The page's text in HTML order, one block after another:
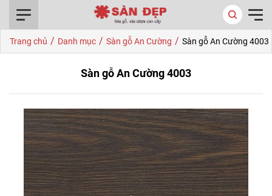
Trang chủ / Danh mục / Sàn gỗ An Cường / Sàn gỗ An Cường 4003
Sàn gỗ An Cường 4003